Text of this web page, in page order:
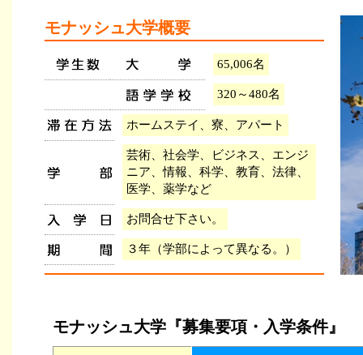
モナッシュ大学概要
65,006名
320～480名
ホームステイ、寮、アパート
芸術、社会学、ビジネス、エンジ
ニア、情報、科学、教育、法律、
医学、薬学など
お問合せ下さい。
３年（学部によって異なる。）
モナッシュ大学『募集要項・入学条件』